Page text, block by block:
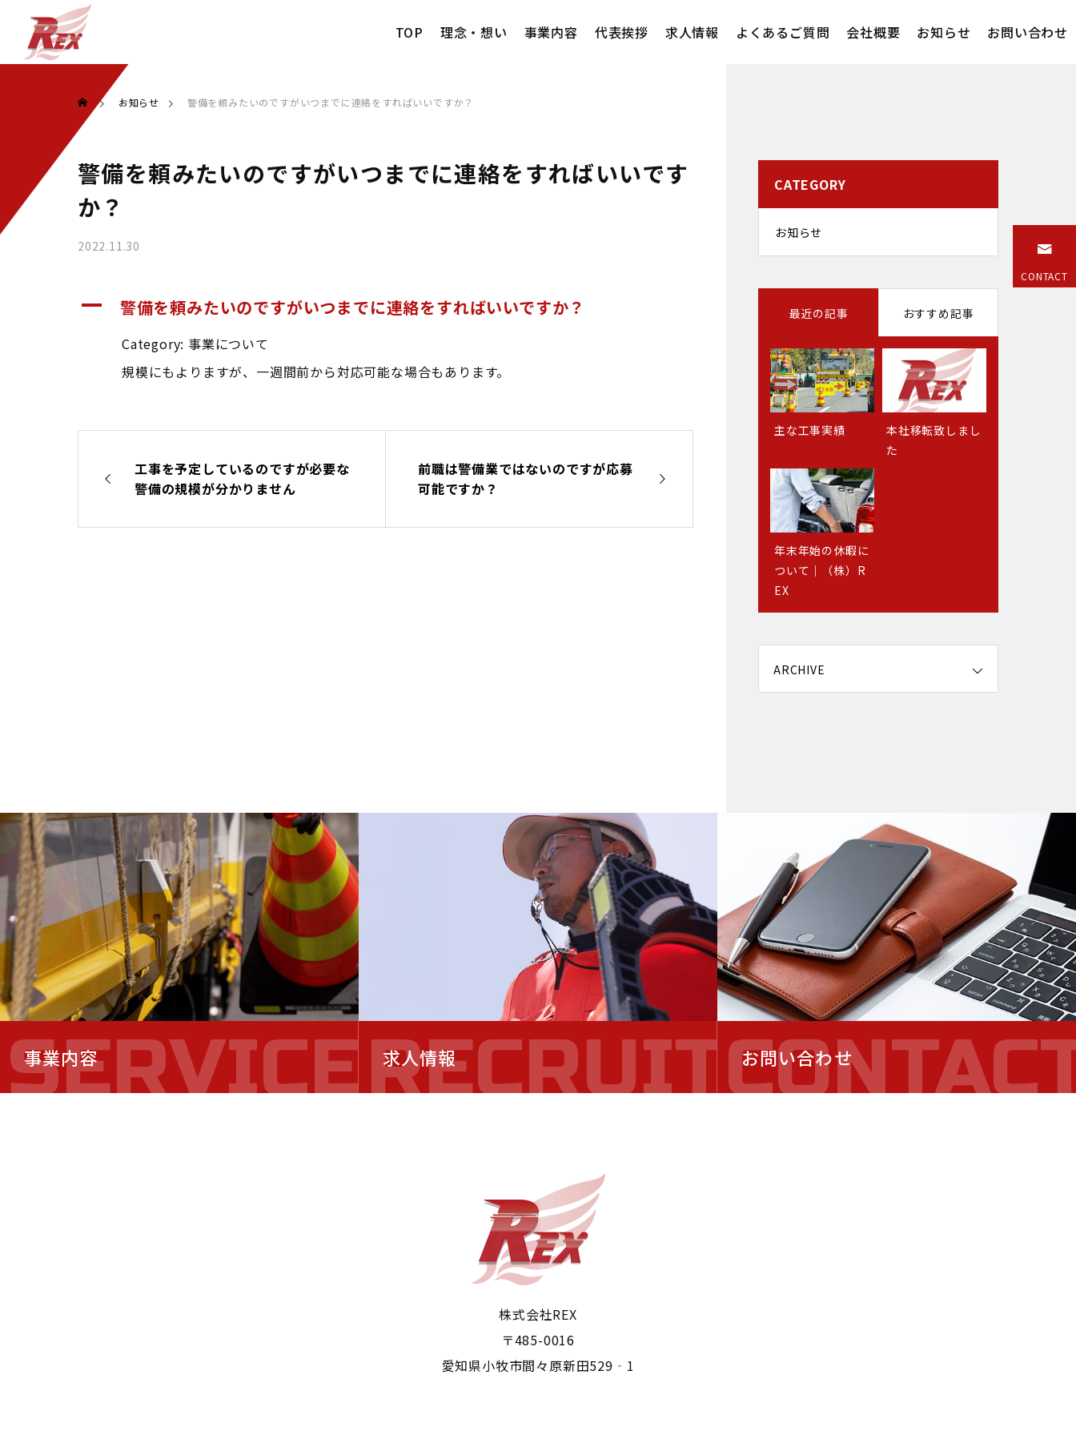
TOP 理念・想い 事業内容 代表挨拶 求人情報 よくあるご質問 会社概要 お知らせ お問い合わせ
お知らせ 警備を頼みたいのですがいつまでに連絡をすればいいですか？
警備を頼みたいのですがいつまでに連絡をすればいいです
か？
2022.11.30
A 警備を頼みたいのですがいつまでに連絡をすればいいですか？
Category: 事業について
規模にもよりますが、一週間前から対応可能な場合もあります。
工事を予定しているのですが必要な
警備の規模が分かりません
前職は警備業ではないのですが応募
可能ですか？
CATEGORY
お知らせ
最近の記事 おすすめ記事
主な工事実績
本社移転致しまし
た
年末年始の休暇に
ついて｜（株）R
EX
年末年始の休暇に
EX
本社移転致しまし
た
主な工事実績
ARCHIVE
事業内容
SERVICE 求人情報
RECRUIT お問い合わせ
株式会社REX
〒485-0016
愛知県小牧市間々原新田529‐1
CONTACT